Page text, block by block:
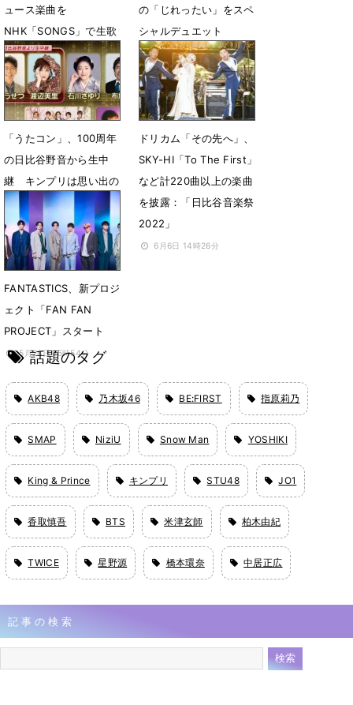
ュース楽曲を
NHK「SONGS」で生歌
唱
10月31日 14時19分
の「じれったい」をスペ
シャルデュエット
10月16日 19時12分
「うたコン」、100周年
の日比谷野音から生中
継 キンプリは思い出の
NHKホールからあの名曲
を
4月9日 18時00分
ドリカム「その先へ」、
SKY-HI「To The First」
など計220曲以上の楽曲
を披露：「日比谷音楽祭
2022」
6月6日 14時26分
FANTASTICS、新プロジ
ェクト「FAN FAN
PROJECT」スタート
5月28日 15時54分
話題のタグ
AKB48 乃木坂46 BE:FIRST 指原莉乃
SMAP NiziU Snow Man YOSHIKI
King & Prince キンプリ STU48 JO1
香取慎吾 BTS 米津玄師 柏木由紀
TWICE 星野源 橋本環奈 中居正広
記事の検索